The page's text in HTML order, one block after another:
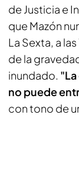
de Justicia e
que Mazón
La Sexta, a
de la
inundado.
no puede
con tono de